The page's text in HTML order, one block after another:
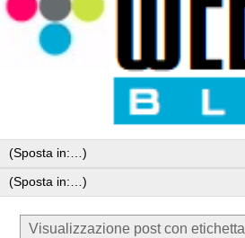
Visualizzazione post con etichetta